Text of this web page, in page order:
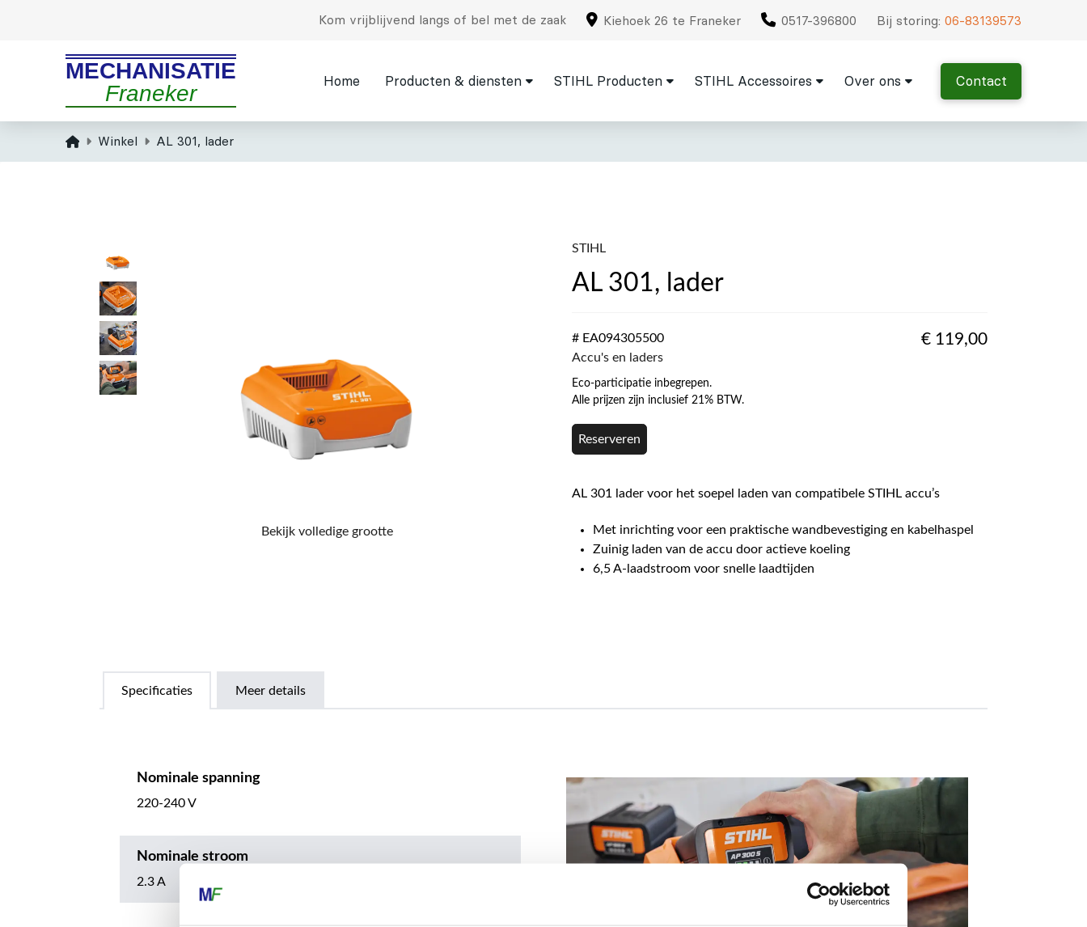
Kom vrijblijvend langs of bel met de zaak Kiehoek 26 te Franeker 0517-396800 Bij storing:06-83139573
MECHANISATIE
Franeker
Home Producten & diensten STIHL Producten STIHL Accessoires Over ons Contact
HomeWinkel AL 301, lader
Bekijk volledige grootte
STIHL
AL 301, lader
# EA094305500
Accu's en laders
€ 119,00
Eco-participatie inbegrepen.
Alle prijzen zijn inclusief 21% BTW.
Reserveren
AL 301 lader voor het soepel laden van compatibele STIHL accu’s
Met inrichting voor een praktische wandbevestiging en kabelhaspel
Zuinig laden van de accu door actieve koeling
6,5 A-laadstroom voor snelle laadtijden
Specificaties Meer details
Nominale spanning
220-240 V
Nominale stroom
2.3 A